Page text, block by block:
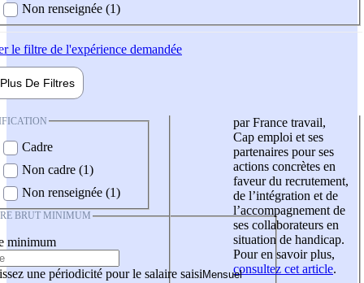
Non renseignée (1)
le filtre de l'expérience demandée
Plus De Filtres
Cadre
Non cadre (1)
Non renseignée (1)
BRUT MINIMUM
minimum
une périodicité pour le salaire saisi
par France travail,
Cap emploi et ses
partenaires pour ses
actions concrètes en
faveur du recrutement,
de l’intégration et de
l’accompagnement de
ses collaborateurs en
situation de handicap.
Pour en savoir plus,
consultez cet article.